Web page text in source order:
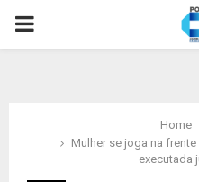
PRIMARY
Home
Mulher se joga na
executada